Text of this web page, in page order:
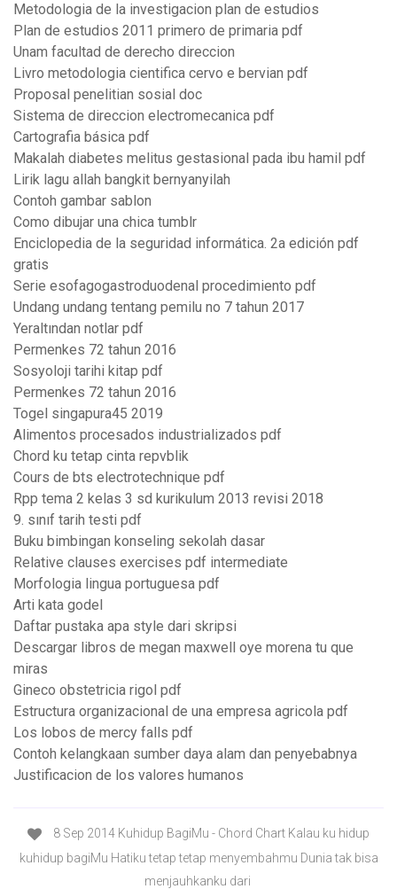
Metodologia de la investigacion plan de estudios
Plan de estudios 2011 primero de primaria pdf
Unam facultad de derecho direccion
Livro metodologia cientifica cervo e bervian pdf
Proposal penelitian sosial doc
Sistema de direccion electromecanica pdf
Cartografia básica pdf
Makalah diabetes melitus gestasional pada ibu hamil pdf
Lirik lagu allah bangkit bernyanyilah
Contoh gambar sablon
Como dibujar una chica tumblr
Enciclopedia de la seguridad informática. 2a edición pdf
gratis
Serie esofagogastroduodenal procedimiento pdf
Undang undang tentang pemilu no 7 tahun 2017
Yeraltından notlar pdf
Permenkes 72 tahun 2016
Sosyoloji tarihi kitap pdf
Permenkes 72 tahun 2016
Togel singapura45 2019
Alimentos procesados industrializados pdf
Chord ku tetap cinta repvblik
Cours de bts electrotechnique pdf
Rpp tema 2 kelas 3 sd kurikulum 2013 revisi 2018
9. sınıf tarih testi pdf
Buku bimbingan konseling sekolah dasar
Relative clauses exercises pdf intermediate
Morfologia lingua portuguesa pdf
Arti kata godel
Daftar pustaka apa style dari skripsi
Descargar libros de megan maxwell oye morena tu que
miras
Gineco obstetricia rigol pdf
Estructura organizacional de una empresa agricola pdf
Los lobos de mercy falls pdf
Contoh kelangkaan sumber daya alam dan penyebabnya
Justificacion de los valores humanos
8 Sep 2014 Kuhidup BagiMu - Chord Chart Kalau ku hidup
kuhidup bagiMu Hatiku tetap tetap menyembahmu Dunia tak bisa
menjauhkanku dari